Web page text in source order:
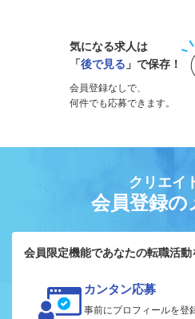
気になる求人は
「後で見る 」で保存！
会員登録なしで、
何件でも応募できます。
クリエイ
会員登録の
会員限定機能であなたの転職活動
カンタン応募
事前にプロフィールを登